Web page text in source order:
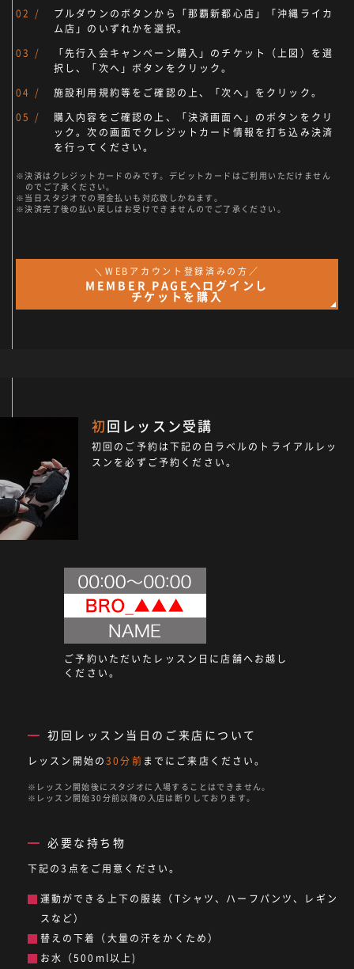
プルダウンのボタンから「那覇新都心店」「沖縄ライカ
ム店」のいずれかを選択。
「先行入会キャンペーン購入」のチケット（上図）を選
択し、「次へ」ボタンをクリック。
施設利用規約等をご確認の上、「次へ」をクリック。
購入内容をご確認の上、「決済画面へ」のボタンをクリ
ック。次の画面でクレジットカード情報を打ち込み決済
を行ってください。
決済はクレジットカードのみです。デビットカードはご利用いただけません
のでご了承ください。
当日スタジオでの現金払いも対応致しかねます。
決済完了後の払い戻しはお受けできませんのでご了承ください。
＼WEBアカウント登録済みの方／
MEMBER PAGEへログインし
チケットを購入
初回レッスン受講
初回のご予約は下記の白ラベルのトライアルレッ
スンを必ずご予約ください。
ご予約いただいたレッスン日に店舗へお越し
ください。
初回レッスン当日のご来店について
レッスン開始の30分前 までにご来店ください。
レッスン開始後にスタジオに入場することはできません。
レッスン開始30分前以降の入店は断りしております。
必要な持ち物
下記の3点をご用意ください。
運動ができる上下の服装（Tシャツ、ハーフパンツ、レギン
スなど）
替えの下着（大量の汗をかくため）
お水（500ml以上)